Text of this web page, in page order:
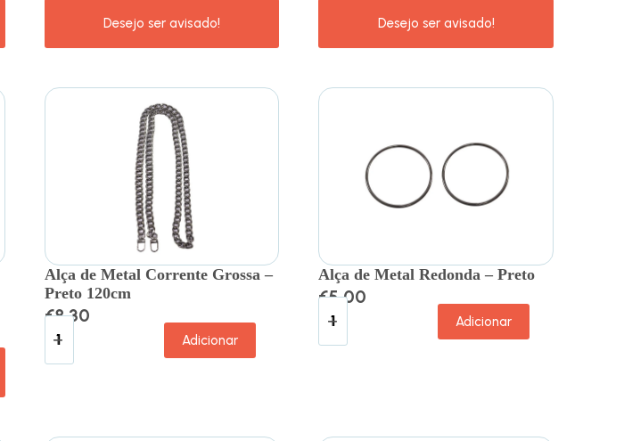
Alça de Metal Corrente Grossa –
Preto 120cm
€8.30
Adicionar
Alça de Metal Redonda – Preto
€5.00
Adicionar